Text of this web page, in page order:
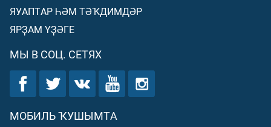
ЯУАПТАР ҺӘМ ТӘҠДИМДӘР
ЯРҘАМ ҮҘӘГЕ
МЫ В СОЦ. СЕТЯХ
МОБИЛЬ ҠУШЫМТА